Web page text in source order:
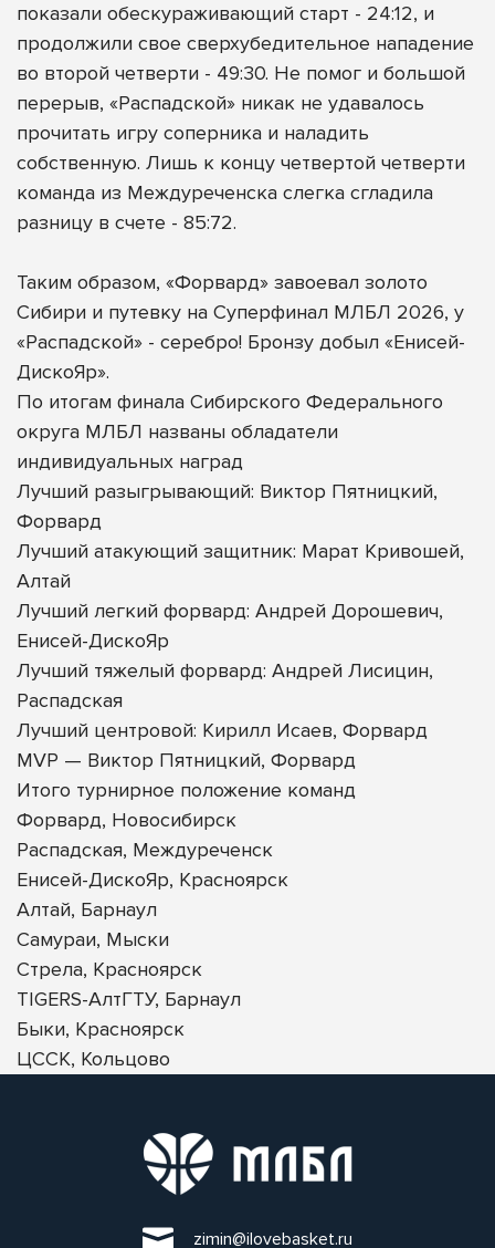
показали обескураживающий старт - 24:12, и
продолжили свое сверхубедительное нападение
во второй четверти - 49:30. Не помог и большой
перерыв, «Распадской» никак не удавалось
прочитать игру соперника и наладить
собственную. Лишь к концу четвертой четверти
команда из Междуреченска слегка сгладила
разницу в счете - 85:72.
Таким образом, «Форвард» завоевал золото
Сибири и путевку на Суперфинал МЛБЛ 2026, у
«Распадской» - серебро! Бронзу добыл «Енисей-
ДискоЯр».
По итогам финала Сибирского Федерального
округа МЛБЛ названы обладатели
индивидуальных наград
Лучший разыгрывающий: Виктор Пятницкий,
Форвард
Лучший атакующий защитник: Марат Кривошей,
Алтай
Лучший легкий форвард: Андрей Дорошевич,
Енисей-ДискоЯр
Лучший тяжелый форвард: Андрей Лисицин,
Распадская
Лучший центровой: Кирилл Исаев, Форвард
MVP — Виктор Пятницкий, Форвард
Итого турнирное положение команд
Форвард, Новосибирск
Распадская, Междуреченск
Енисей-ДискоЯр, Красноярск
Алтай, Барнаул
Самураи, Мыски
Стрела, Красноярск
TIGERS-АлтГТУ, Барнаул
Быки, Красноярск
ЦССК, Кольцово
zimin@ilovebasket.ru